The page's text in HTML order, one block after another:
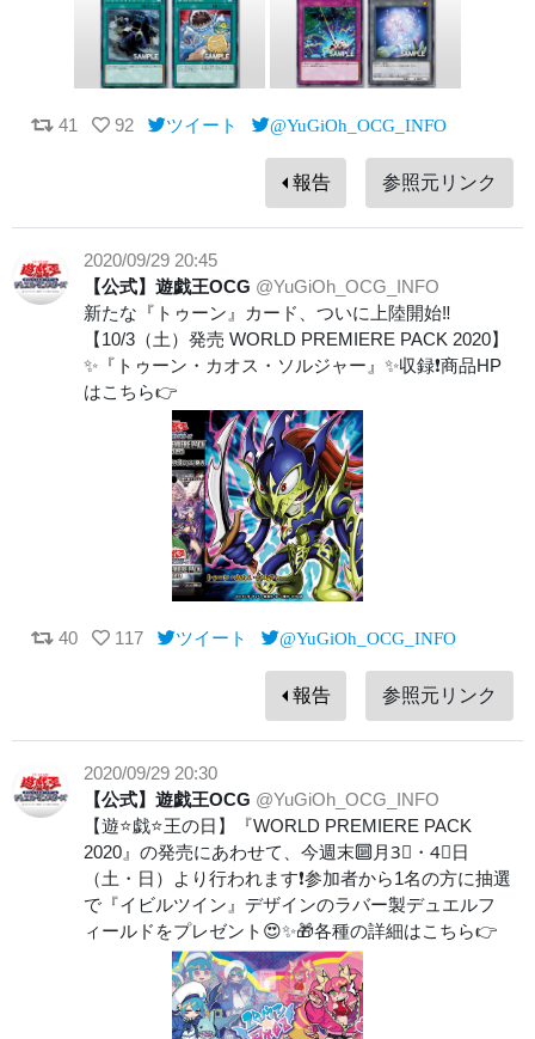
41 92 ツイート @YuGiOh_OCG_INFO
報告 参照元リンク
2020/09/29 20:45
【公式】遊戯王OCG @YuGiOh_OCG_INFO
新たな『トゥーン』カード、ついに上陸開始‼️
【10/3（土）発売 WORLD PREMIERE PACK 2020】
✨『トゥーン・カオス・ソルジャー』✨収録❗️商品HP
はこちら👉
40 117 ツイート @YuGiOh_OCG_INFO
報告 参照元リンク
2020/09/29 20:30
【公式】遊戯王OCG @YuGiOh_OCG_INFO
【遊⭐️戯⭐️王の日】『WORLD PREMIERE PACK
2020』の発売にあわせて、今週末🔟月3⃣・4⃣日
（土・日）より行われます❗️参加者から1名の方に抽選
で『イビルツイン』デザインのラバー製デュエルフ
ィールドをプレゼント😍✨🎁各種の詳細はこちら👉